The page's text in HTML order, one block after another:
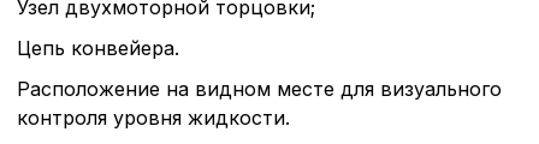
Узел двухмоторной торцовки;
Цепь конвейера.
Расположение на видном месте для визуального
контроля уровня жидкости.